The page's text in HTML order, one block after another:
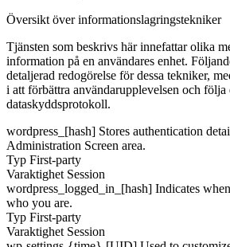
Översikt över informationslagringstekniker
Tjänsten som beskrivs här innefattar olika
information på en användares enhet.
detaljerad redogörelse för dessa tekniker,
i att förbättra användarupplevelsen och följa
dataskyddsprotokoll.
wordpress_[hash] Stores authentication
Administration Screen area.
Typ First-party
Varaktighet Session
wordpress_logged_in_[hash] Indicates
who you are.
Typ First-party
Varaktighet Session